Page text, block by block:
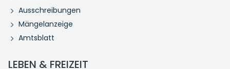
Ausschreibungen
Mängelanzeige
Amtsblatt
LEBEN & FREIZEIT